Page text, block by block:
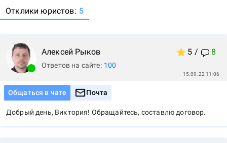
Отклики юристов: 5
Алексей Рыков 5 / 8
Ответов на сайте: 100
15.09.22 11:06
Общаться в чате Почта
Добрый день, Виктория! Обращайтесь, составлю договор.